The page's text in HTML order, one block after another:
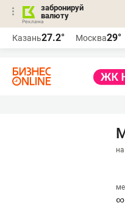
забронируй
валюту
Казань27.2° Москва29°
∞